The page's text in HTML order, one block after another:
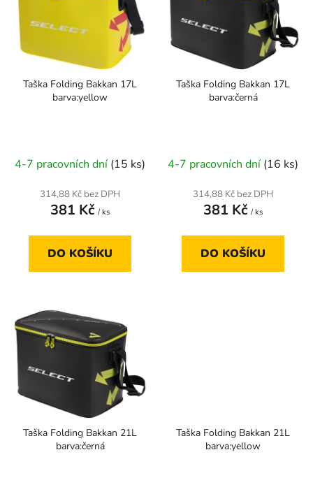
Taška Folding Bakkan 17L
barva:yellow
4-7 pracovních dní (15 ks)
314,88 Kč bez DPH
381 Kč / ks
DO KOŠÍKU
Taška Folding Bakkan 17L
barva:černá
4-7 pracovních dní (16 ks)
314,88 Kč bez DPH
381 Kč / ks
DO KOŠÍKU
Taška Folding Bakkan 21L
barva:černá
Taška Folding Bakkan 21L
barva:yellow